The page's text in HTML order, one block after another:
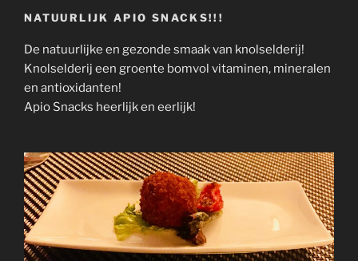
NATUURLIJK APIO SNACKS!!!
De natuurlijke en gezonde smaak van knolselderij!
Knolselderij een groente bomvol vitaminen, mineralen
en antioxidanten!
Apio Snacks heerlijk en eerlijk!